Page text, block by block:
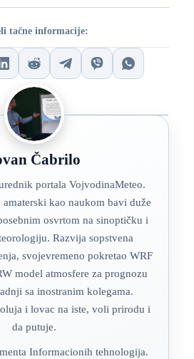
tačne informacije:
Čabrilo
portala VojvodinaMeteo.
kao naukom bavi duže
osvrtom na sinoptičku i
Razvija sopstvena
svojevremeno pokretao WRF
model atmosfere za prognozu
sa inostranim kolegama.
i lovac na iste, voli prirodu i
da putuje.
Informacionih tehnologija.